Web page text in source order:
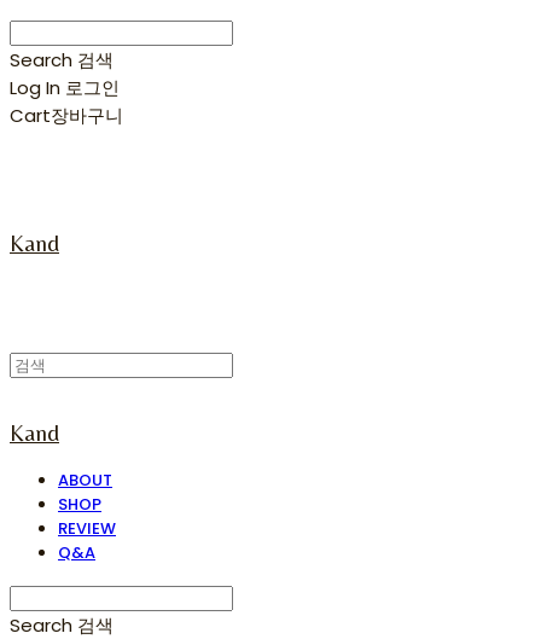
Search 검색
Log In 로그인
Cart장바구니
Kand
Kand
ABOUT
SHOP
REVIEW
Q&A
Search 검색